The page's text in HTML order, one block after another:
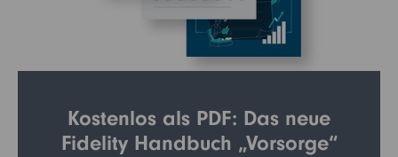
Kostenlos als PDF: Das neue
Fidelity Handbuch „Vorsorge“